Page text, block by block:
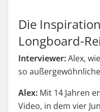
Die
Longboard-
Interviewer:Alex,
so
Alex: Mit 14 Jahren
Video, in dem vier